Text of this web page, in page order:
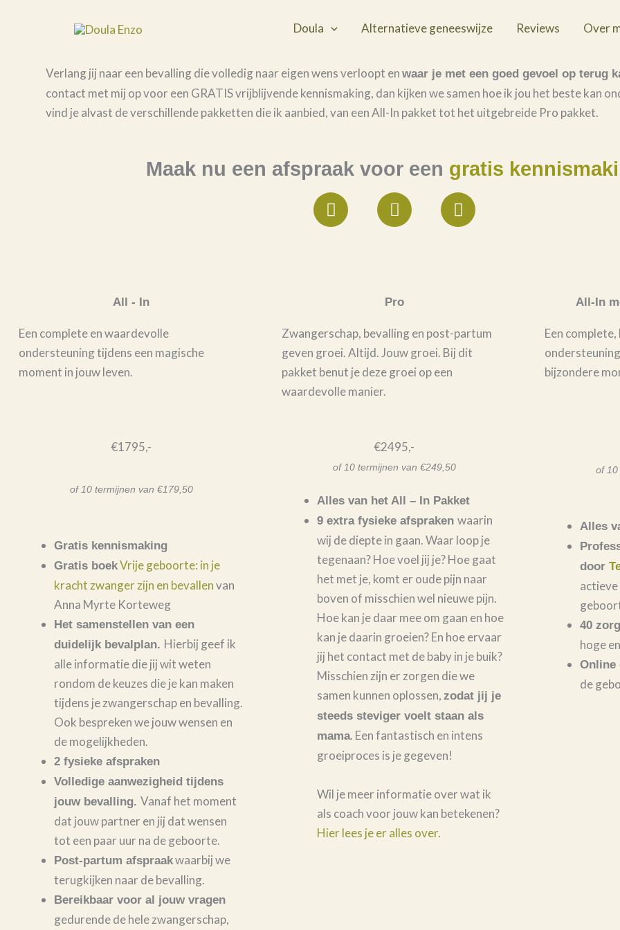
Doula Alternatieve geneeswijze Reviews Over
Verlang jij naar een bevalling die volledig naar eigen wens verloopt en waar je met een goed gevoel op terug
contact met mij op voor een GRATIS vrijblijvende kennismaking, dan kijken we samen hoe ik jou het beste kan
vind je alvast de verschillende pakketten die ik aanbied, van een All-In pakket tot het uitgebreide Pro pakket.
Maak nu een afspraak voor een gratis
E
n
M
o
-
l
t
W
h
All - In
Een complete en waardevolle
ondersteuning tijdens een magische
moment in jouw leven.
€1795,-
of 10 termijnen van €179,50
Gratis kennismaking
Gratis boekVrije geboorte: in je
kracht zwanger zijn en bevallenvan
Anna Myrte Korteweg
Het samenstellen van een
duidelijk bevalplan. Hierbij geef ik
alle informatie die jij wit weten
rondom de keuzes die je kan maken
tijdens je zwangerschap en bevalling.
Ook bespreken we jouw wensen en
de mogelijkheden.
2 fysieke afspraken
Volledige aanwezigheid tijdens
jouw bevalling. Vanaf het moment
dat jouw partner en jij dat wensen
tot een paar uur na de geboorte.
Post-partum afspraakwaarbij we
terugkijken naar de bevalling.
Bereikbaar voor al jouw vragen
gedurende de hele zwangerschap,
Pro
Zwangerschap, bevalling en post-partum
geven groei. Altijd. Jouw groei. Bij dit
pakket benut je deze groei op een
waardevolle manier.
€2495,-
of 10 termijnen van €249,50
Alles van het All – In Pakket
9 extra fysieke afspraken waarin
wij de diepte in gaan. Waar loop je
tegenaan? Hoe voel jij je? Hoe gaat
het met je, komt er oude pijn naar
boven of misschien wel nieuwe pijn.
Hoe kan je daar mee om gaan en hoe
kan je daarin groeien? En hoe ervaar
jij het contact met de baby in je buik?
Misschien zijn er zorgen die we
samen kunnen oplossen, zodat jij je
steeds steviger voelt staan als
mama. Een fantastisch en intens
groeiproces is je gegeven!
Wil je meer informatie over wat ik
als coach voor jouw kan betekenen?
Hier lees je er alles over.
All-In
Een
bijzondere
of 10
Alles
door
actieve
40
hoge
Online
de